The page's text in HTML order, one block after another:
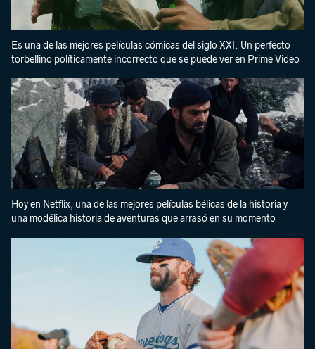
Es una de las mejores películas cómicas del siglo XXI. Un perfecto
torbellino políticamente incorrecto que se puede ver en Prime Video
Hoy en Netflix, una de las mejores películas bélicas de la historia y
una modélica historia de aventuras que arrasó en su momento